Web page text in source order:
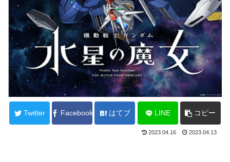
Twitter Facebook はてブ LINE コピー
2023.04.16 2023.04.13